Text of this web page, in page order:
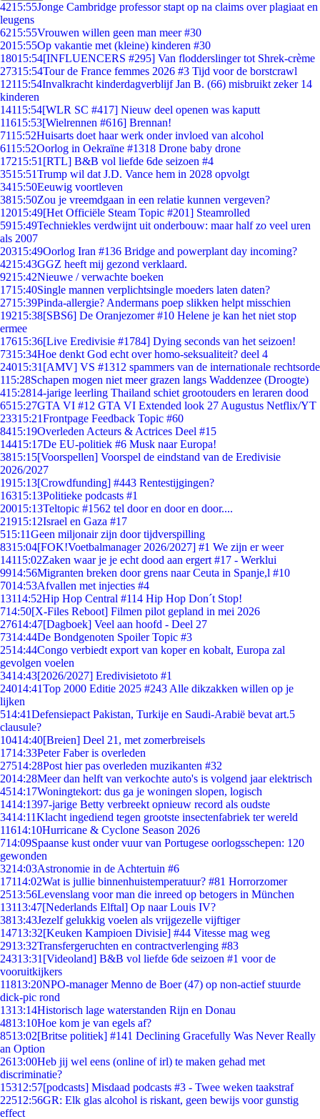
4215:55Jonge Cambridge professor stapt op na claims over plagiaat en
leugens
6215:55Vrouwen willen geen man meer #30
2015:55Op vakantie met (kleine) kinderen #30
18015:54[INFLUENCERS #295] Van flodderslinger tot Shrek-crème
27315:54Tour de France femmes 2026 #3 Tijd voor de borstcrawl
12115:54Invalkracht kinderdagverblijf Jan B. (66) misbruikt zeker 14
kinderen
14115:54[WLR SC #417] Nieuw deel openen was kaputt
11615:53[Wielrennen #616] Brennan!
7115:52Huisarts doet haar werk onder invloed van alcohol
6115:52Oorlog in Oekraïne #1318 Drone baby drone
17215:51 [RTL] B&B vol liefde 6de seizoen #4
3515:51Trump wil dat J.D. Vance hem in 2028 opvolgt
3415:50Eeuwig voortleven
3815:50Zou je vreemdgaan in een relatie kunnen vergeven?
12015:49[Het Officiële Steam Topic #201] Steamrolled
5915:49Techniekles verdwijnt uit onderbouw: maar half zo veel uren
als 2007
20315:49Oorlog Iran #136 Bridge and powerplant day incoming?
4215:43GGZ heeft mij gezond verklaard.
9215:42Nieuwe / verwachte boeken
1715:40Single mannen verplichtsingle moeders laten daten?
2715:39Pinda-allergie? Andermans poep slikken helpt misschien
19215:38[SBS6] De Oranjezomer #10 Helene je kan het niet stop
ermee
17615:36[Live Eredivisie #1784] Dying seconds van het seizoen!
7315:34Hoe denkt God echt over homo-seksualiteit? deel 4
24015:31 [AMV] VS #1312 spammers van de internationale rechtsorde
115:28Schapen mogen niet meer grazen langs Waddenzee (Droogte)
415:2814-jarige leerling Thailand schiet grootouders en leraren dood
6515:27GTA VI #12 GTA VI Extended look 27 Augustus Netflix/YT
23315:21Frontpage Feedback Topic #60
8415:19Overleden Acteurs & Actrices Deel #15
14415:17De EU-politiek #6 Musk naar Europa!
3815:15[Voorspellen] Voorspel de eindstand van de Eredivisie
2026/2027
1915:13[Crowdfunding] #443 Rentestijgingen?
16315:13Politieke podcasts #1
20015:13Teltopic #1562 tel door en door en door....
21915:12Israel en Gaza #17
515:11Geen miljonair zijn door tijdverspilling
8315:04[FOK!Voetbalmanager 2026/2027] #1 We zijn er weer
14115:02Zaken waar je je echt dood aan ergert #17 - Werklui
9914:56Migranten breken door grens naar Ceuta in Spanje,l #10
7014:53Afvallen met injecties #4
13114:52Hip Hop Central #114 Hip Hop Don´t Stop!
714:50[X-Files Reboot] Filmen pilot gepland in mei 2026
27614:47[Dagboek] Veel aan hoofd - Deel 27
7314:44De Bondgenoten Spoiler Topic #3
2514:44Congo verbiedt export van koper en kobalt, Europa zal
gevolgen voelen
3414:43[2026/2027] Eredivisietoto #1
24014:41Top 2000 Editie 2025 #243 Alle dikzakken willen op je
lijken
514:41Defensiepact Pakistan, Turkije en Saudi-Arabië bevat art.5
clausule?
10414:40[Breien] Deel 21, met zomerbreisels
1714:33Peter Faber is overleden
27514:28Post hier pas overleden muzikanten #32
2014:28Meer dan helft van verkochte auto's is volgend jaar elektrisch
4514:17Woningtekort: dus ga je woningen slopen, logisch
1414:1397-jarige Betty verbreekt opnieuw record als oudste
3414:11Klacht ingediend tegen grootste insectenfabriek ter wereld
11614:10Hurricane & Cyclone Season 2026
714:09Spaanse kust onder vuur van Portugese oorlogsschepen: 120
gewonden
3214:03Astronomie in de Achtertuin #6
17114:02Wat is jullie binnenhuistemperatuur? #81 Horrorzomer
2513:56Levenslang voor man die inreed op betogers in München
13113:47[Nederlands Elftal] Op naar Louis IV?
3813:43Jezelf gelukkig voelen als vrijgezelle vijftiger
14713:32[Keuken Kampioen Divisie] #44 Vitesse mag weg
2913:32Transfergeruchten en contractverlenging #83
24313:31 [Videoland] B&B vol liefde 6de seizoen #1 voor de
vooruitkijkers
11813:20NPO-manager Menno de Boer (47) op non-actief stuurde
dick-pic rond
1313:14Historisch lage waterstanden Rijn en Donau
4813:10Hoe kom je van egels af?
8513:02[Britse politiek] #141 Declining Gracefully Was Never Really
an Option
2613:00Heb jij wel eens (online of irl) te maken gehad met
discriminatie?
15312:57[podcasts] Misdaad podcasts #3 - Twee weken taakstraf
22512:56GR: Elk glas alcohol is riskant, geen bewijs voor gunstig
effect